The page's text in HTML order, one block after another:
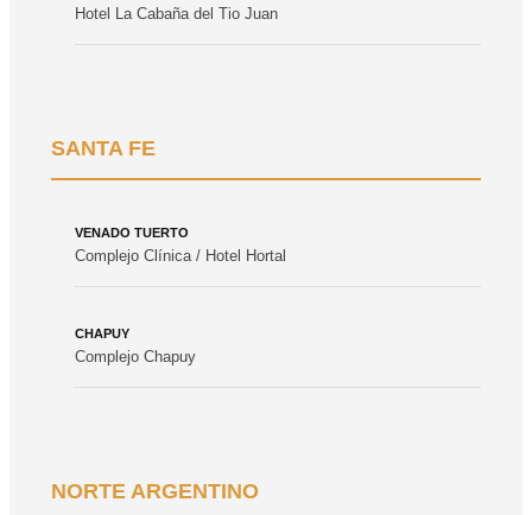
Hotel La Cabaña del Tio Juan
SANTA FE
VENADO TUERTO
Complejo Clínica / Hotel Hortal
CHAPUY
Complejo Chapuy
NORTE ARGENTINO